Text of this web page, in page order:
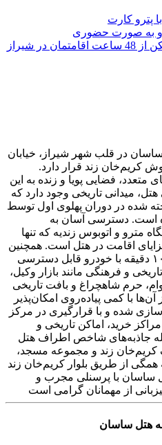
پترو کارت
به صورت حضوری
چگونه به بهترین شکل ممکن از 48 ساعت اقامتمان در شیراز
در قلب شهر شیراز، خیابان
زند قرار دارد.
فضایی پویا و زنده به این
میدانی تاریخی وجود دارد که
شده در دوران پهلوی اول توسط
دسترسی آسان به
و اتوبوس زندیه که تنها
اقامت در هتل است. همچنین
مجتمع تجاری زیتون در کمتر از ۱۰ دقیقه با خودرو قابل دسترسی
و فرهنگی مانند بازار وکیل،
حرم شاهچراغ و بافت تاریخی
با کمی پیاده‌روی امکان‌پذیر
در سال ۱۳۹۷ بازسازی شده و با قرارگیری در مرکز
خرید، اماکن تاریخی و
جاذبه‌های شاخص اطراف هتل
زند و مجموعه مسجد،
از طریق بلوار کریم‌خان زند
با پرسنلی مجرب و
از مهمانان گرامی است
هتل ساسان